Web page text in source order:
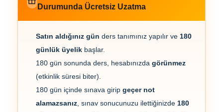
Durumunda Ücretsiz Uzatma
Satın aldığınız gün ders tanımınız yapılır ve 180
günlük üyelik başlar.
180 gün sonunda ders, hesabınızda görünmez
(etkinlik süresi biter).
180 gün içinde sınava girip geçer not
alamazsanız, sınav sonucunuzu ilettiğinizde 180